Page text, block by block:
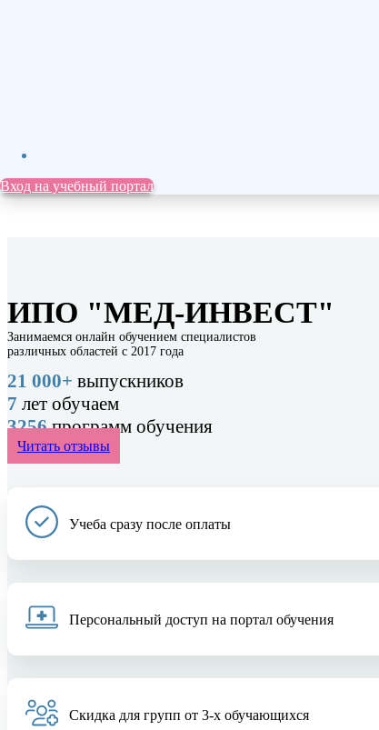
Вход на учебный портал
ИПО "МЕД-ИНВЕСТ"
Занимаемся онлайн обучением специалистов
различных областей с 2017 года
21 000+ выпускников
7 лет обучаем
3256программ обучения
Читать отзывы
Учеба сразу после оплаты
Персональный доступ на портал обучения
Скидка для групп от 3-х обучающихся